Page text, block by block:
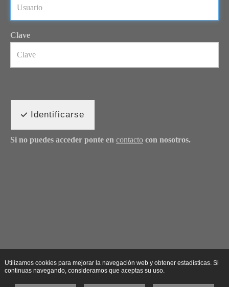
Clave
Identificarse
Si no puedes acceder ponte en contacto con nosotros.
Utilizamos cookies para mejorar la navegación web y obtener estadísticas. Si
continuas navegando, consideramos que aceptas su uso.